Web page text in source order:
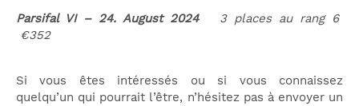
Parsifal VI – 24. August 2024 3 places au rang 6
€352
Si vous êtes intéressés ou si vous connaissez
quelqu’un qui pourrait l’être, n’hésitez pas à envoyer un